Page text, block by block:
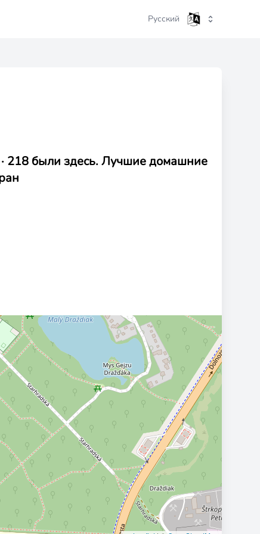
Русский
218 были здесь. Лучшие домашние